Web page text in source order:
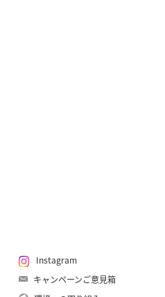
Instagram
キャンペーンご意見箱